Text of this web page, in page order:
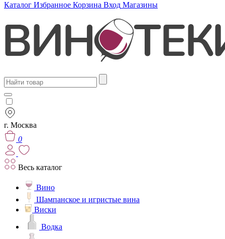
Каталог Избранное Корзина Вход Магазины
г. Москва
0
Весь каталог
Вино
Шампанское и игристые вина
Виски
Водка